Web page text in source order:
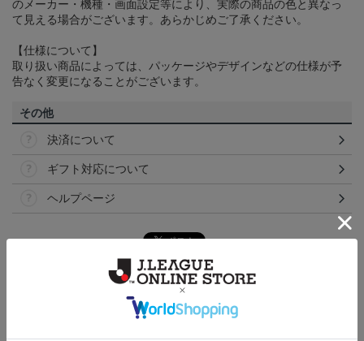
のメーカー・機種・画面設定等により、実際の商品の色と異なっ
て見える場合がございます。あらかじめご了承ください。
【仕様について】
取り扱い商品によっては、パッケージやデザインなどの仕様が予
告なく変更になることがございます。
その他
決済について
ギフト対応について
ヘルプページ